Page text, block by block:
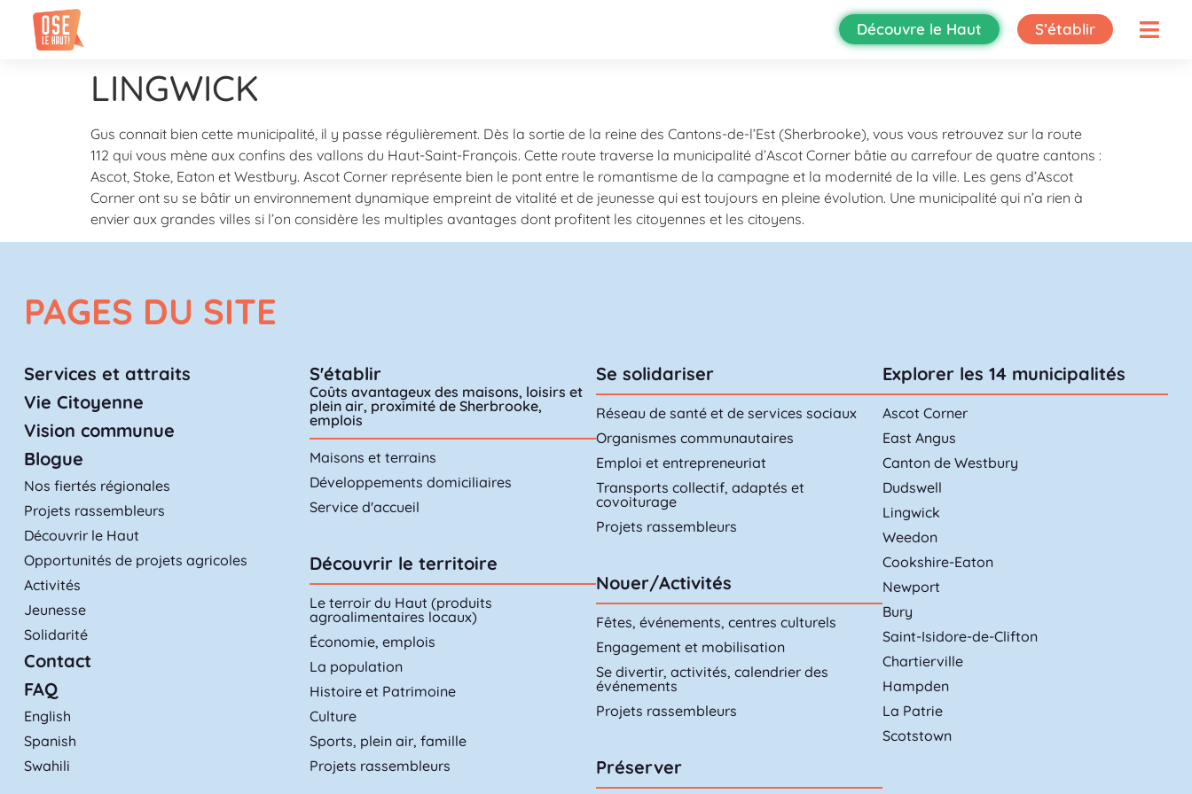
Découvre le Haut S’établir
LINGWICK
Gus connait bien cette municipalité, il y passe régulièrement. Dès la sortie de la reine des Cantons-de-l’Est (Sherbrooke), vous vous retrouvez sur la route
112 qui vous mène aux confins des vallons du Haut-Saint-François. Cette route traverse la municipalité d’Ascot Corner bâtie au carrefour de quatre cantons :
Ascot, Stoke, Eaton et Westbury. Ascot Corner représente bien le pont entre le romantisme de la campagne et la modernité de la ville. Les gens d’Ascot
Corner ont su se bâtir un environnement dynamique empreint de vitalité et de jeunesse qui est toujours en pleine évolution. Une municipalité qui n’a rien à
envier aux grandes villes si l’on considère les multiples avantages dont profitent les citoyennes et les citoyens.
PAGES DU SITE
Services et attraits
Vie Citoyenne
Vision communue
Blogue
Nos fiertés régionales
Projets rassembleurs
Découvrir le Haut
Opportunités de projets agricoles
Activités
Jeunesse
Solidarité
Contact
FAQ
English
Spanish
Swahili
S'établir
Coûts avantageux des maisons, loisirs et
plein air, proximité de Sherbrooke,
emplois
Maisons et terrains
Développements domiciliaires
Service d'accueil
Découvrir le territoire
Le terroir du Haut (produits
agroalimentaires locaux)
Économie, emplois
La population
Histoire et Patrimoine
Culture
Sports, plein air, famille
Projets rassembleurs
Se solidariser
Réseau de santé et de services sociaux
Organismes communautaires
Emploi et entrepreneuriat
Transports collectif, adaptés et
covoiturage
Projets rassembleurs
Nouer/Activités
Fêtes, événements, centres culturels
Engagement et mobilisation
Se divertir, activités, calendrier des
événements
Projets rassembleurs
Préserver
Explorer les 14 municipalités
Ascot Corner
East Angus
Canton de Westbury
Dudswell
Lingwick
Weedon
Cookshire-Eaton
Newport
Bury
Saint-Isidore-de-Clifton
Chartierville
Hampden
La Patrie
Scotstown